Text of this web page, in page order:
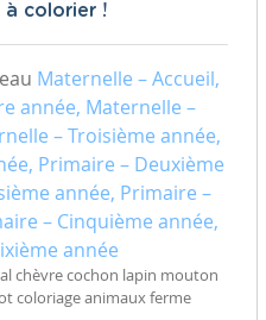
colorier !
Maternelle – Accueil,
année, Maternelle –
– Troisième année,
Primaire – Deuxième
année, Primaire –
– Cinquième année,
année
chèvre cochon lapin mouton
coloriage animaux ferme